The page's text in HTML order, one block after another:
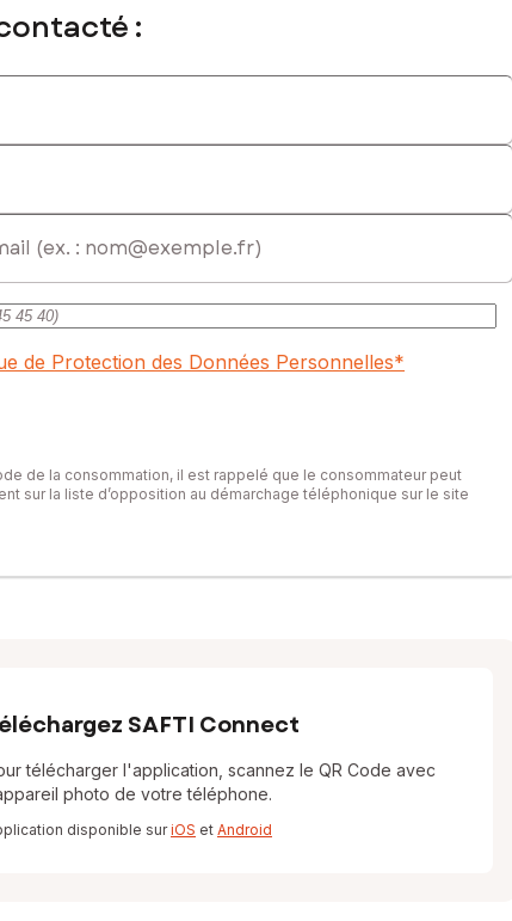
:
de Protection des Données Personnelles*
de la consommation, il est rappelé que le consommateur peut
sur la liste d’opposition au démarchage téléphonique sur le site
SAFTI Connect
télécharger l'application, scannez le QR Code avec
photo de votre téléphone.
disponible suriOS et Android